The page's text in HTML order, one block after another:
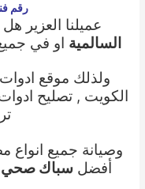
رقم
عميلنا العزير
السالمية او في
ولذلك موقع
الكويت ,تصليح
وصيانة جميع انواع
أفضل سباك صحي